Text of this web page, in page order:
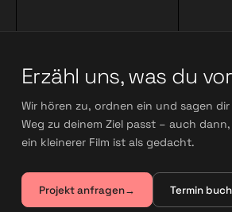
Erzähl uns, was du
Wir hören zu, ordnen ein und sagen
Weg zu deinem Ziel passt – auch
ein kleinerer Film ist als gedacht.
Projekt anfragen→ Termin